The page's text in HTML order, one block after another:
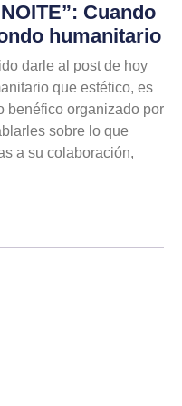
Cuando
humanitario
darle al post de hoy
que estético, es
benéfico organizado por
sobre lo que
a su colaboración,